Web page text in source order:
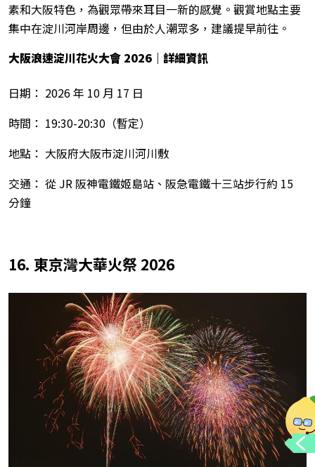
素和大阪特色，為觀眾帶來耳目一新的感覺。觀賞地點主要
集中在淀川河岸周邊，但由於人潮眾多，建議提早前往。
大阪浪速淀川花火大會 2026 ｜詳細資訊
日期： 2026 年 10 月 17 日
時間： 19:30-20:30（暫定）
地點： 大阪府大阪市淀川河川敷
交通： 從 JR 阪神電鐵姬島站、阪急電鐵十三站步行約 15
分鐘
16. 東京灣大華火祭 2026